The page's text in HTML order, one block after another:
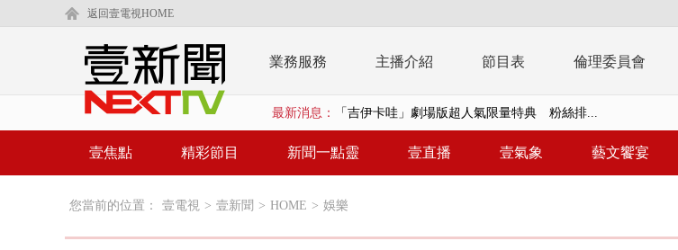
返回壹電視HOME
業務服務 主播介紹 節目表 倫理委員會
最新消息： 「吉伊卡哇」劇場版超人氣限量特典 粉絲排...
又毒駕！ 男子撞車拒檢「油門一催」警察狂...
壹焦點 精彩節目 新聞一點靈 壹直播 壹氣象 藝文饗宴
您當前的位置： 壹電視 > 壹新聞 > HOME > 娛樂